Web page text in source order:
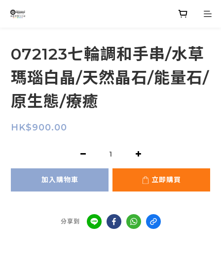
072123七輪調和手串/水草
瑪瑙白晶/天然晶石/能量石/
原生態/療癒
HK$900.00
加入購物車 立即購買
分享到